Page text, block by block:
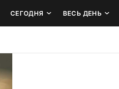
СЕГОДНЯ ВЕСЬ ДЕНЬ